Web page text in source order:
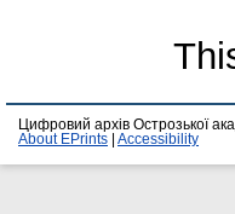
Цифровий архів Острозької
About EPrints
Accessibility